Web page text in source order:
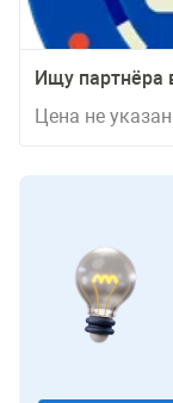
Ищу партнёра
Цена не